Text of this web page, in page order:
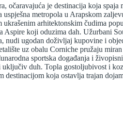
očaravajuća je destinacija koja spaja
metropola u Arapskom
arhitektonskim čudima
Aspire koji oduzima dah. Užurbani
nudi ugodan doživljaj kupovine i
uz obalu Corniche pružaju
sportska događanja i
duh. Topla gostoljubivost i
destinacijom koja ostavlja trajan